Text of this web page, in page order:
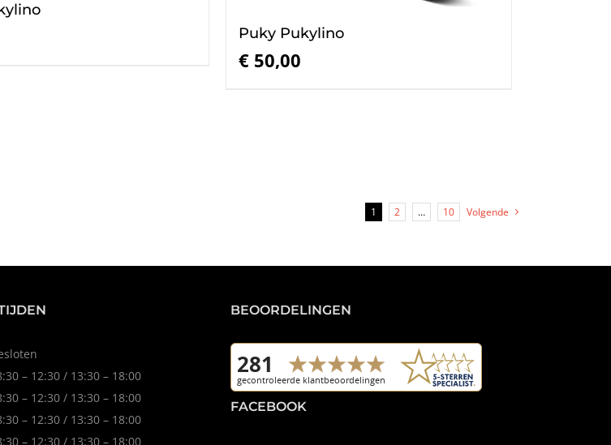
Puky Pukylino
€50,00
1 2 … 10 Volgende
– 12:30 / 13:30 – 18:00
– 12:30 / 13:30 – 18:00
– 12:30 / 13:30 – 18:00
– 12:30 / 13:30 – 18:00
BEOORDELINGEN
FACEBOOK